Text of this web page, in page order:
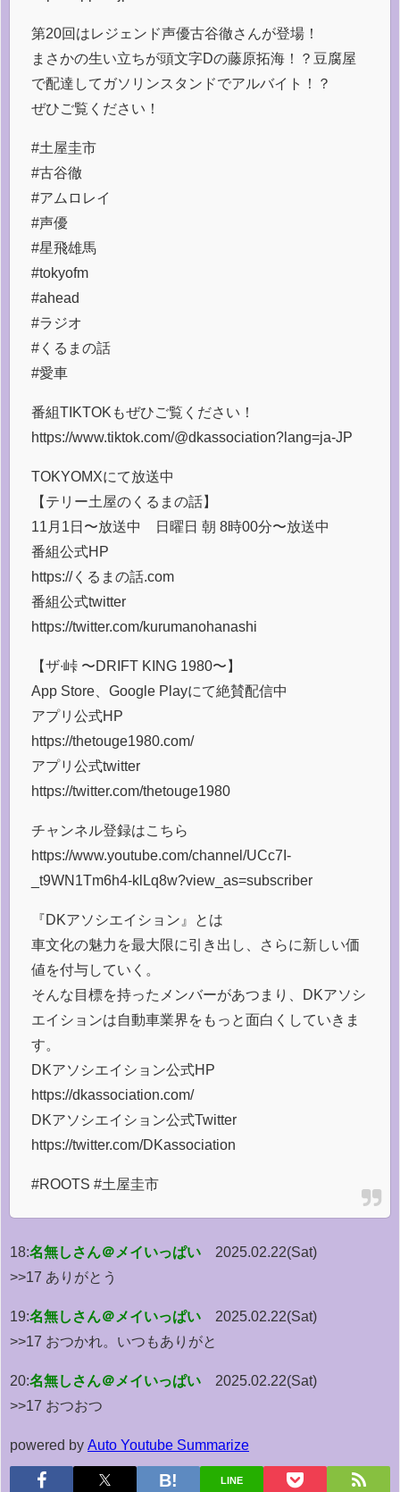
第20回はレジェンド声優古谷徹さんが登場！
まさかの生い立ちが頭文字Dの藤原拓海！？豆腐屋
で配達してガソリンスタンドでアルバイト！？
ぜひご覧ください！
#土屋圭市
#古谷徹
#アムロレイ
#声優
#星飛雄馬
#tokyofm
#ahead
#ラジオ
#くるまの話
#愛車
番組TIKTOKもぜひご覧ください！
https://www.tiktok.com/@dkassociation?lang=ja-JP
TOKYOMXにて放送中
【テリー土屋のくるまの話】
11月1日〜放送中 日曜日 朝 8時00分〜放送中
番組公式HP
https://くるまの話.com
番組公式twitter
https://twitter.com/kurumanohanashi
【ザ∙峠 〜DRIFT KING 1980〜】
App Store、Google Playにて絶賛配信中
アプリ公式HP
https://thetouge1980.com/
アプリ公式twitter
https://twitter.com/thetouge1980
チャンネル登録はこちら
https://www.youtube.com/channel/UCc7I-
_t9WN1Tm6h4-klLq8w?view_as=subscriber
『DKアソシエイション』とは
車文化の魅力を最大限に引き出し、さらに新しい価
値を付与していく。
そんな目標を持ったメンバーがあつまり、DKアソシ
エイションは自動車業界をもっと面白くしていきま
す。
DKアソシエイション公式HP
https://dkassociation.com/
DKアソシエイション公式Twitter
https://twitter.com/DKassociation
#ROOTS #土屋圭市
18:名無しさん＠メイいっぱい
2025.02.22(Sat)
>>17 ありがとう
19:名無しさん＠メイいっぱい
2025.02.22(Sat)
>>17 おつかれ。いつもありがと
20:名無しさん＠メイいっぱい
2025.02.22(Sat)
>>17 おつおつ
powered by Auto Youtube Summarize
LINE